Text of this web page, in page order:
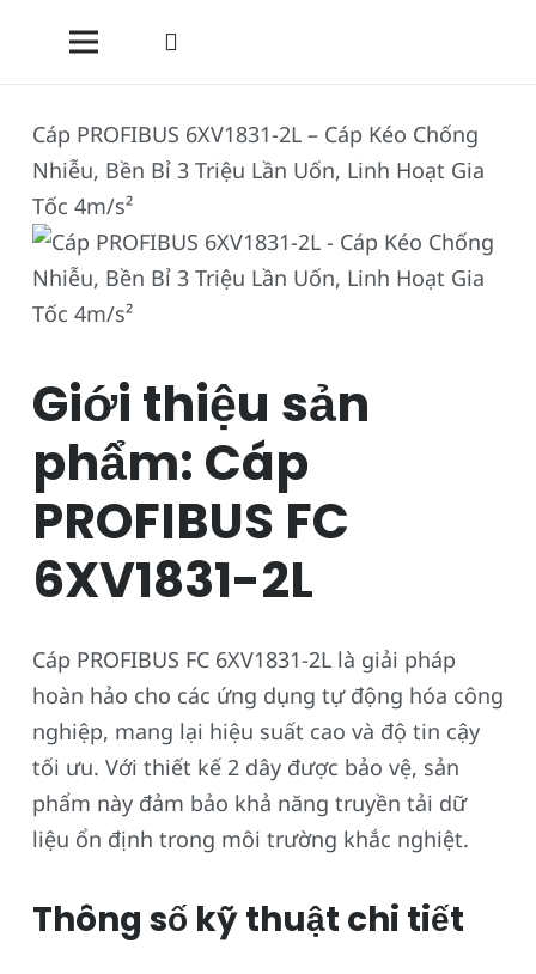
Cáp PROFIBUS 6XV1831-2L – Cáp Kéo Chống
Nhiễu, Bền Bỉ 3 Triệu Lần Uốn, Linh Hoạt Gia
Tốc 4m/s²
Giới thiệu sản
phẩm: Cáp
PROFIBUS FC
6XV1831-2L
Cáp PROFIBUS FC 6XV1831-2L là giải pháp
hoàn hảo cho các ứng dụng tự động hóa công
nghiệp, mang lại hiệu suất cao và độ tin cậy
tối ưu. Với thiết kế 2 dây được bảo vệ, sản
phẩm này đảm bảo khả năng truyền tải dữ
liệu ổn định trong môi trường khắc nghiệt.
Thông số kỹ thuật chi tiết